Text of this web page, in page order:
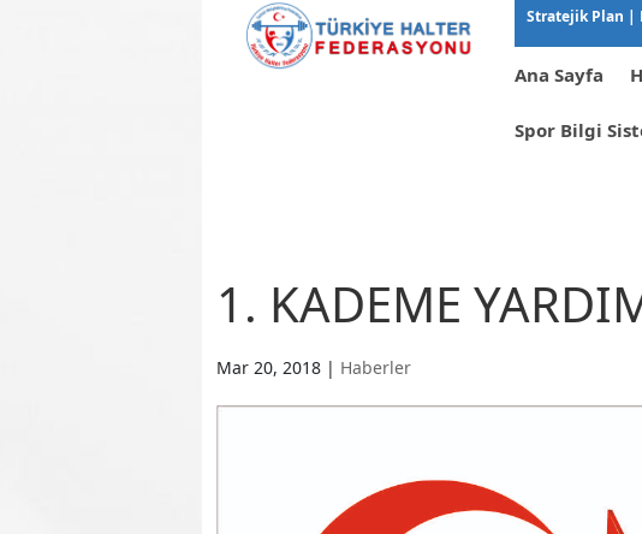
Stratejik Plan |
Ana Sayfa
Spor Bilgi
1. KADEME
Mar 20, 2018 | Haberler